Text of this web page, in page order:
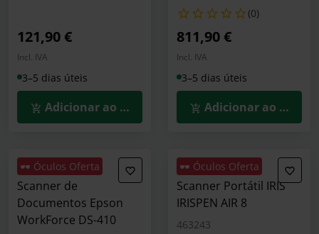
121,90 €
Incl. IVA
3–5 dias úteis
Adicionar ao Carrinho
(0)
811,90 €
Incl. IVA
3–5 dias úteis
Adicionar ao
🕶️ Óculos Oferta
Scanner de
Documentos Epson
WorkForce DS-410
🕶️ Óculos Oferta
Scanner Portátil IRIS
IRISPEN AIR 8
463243